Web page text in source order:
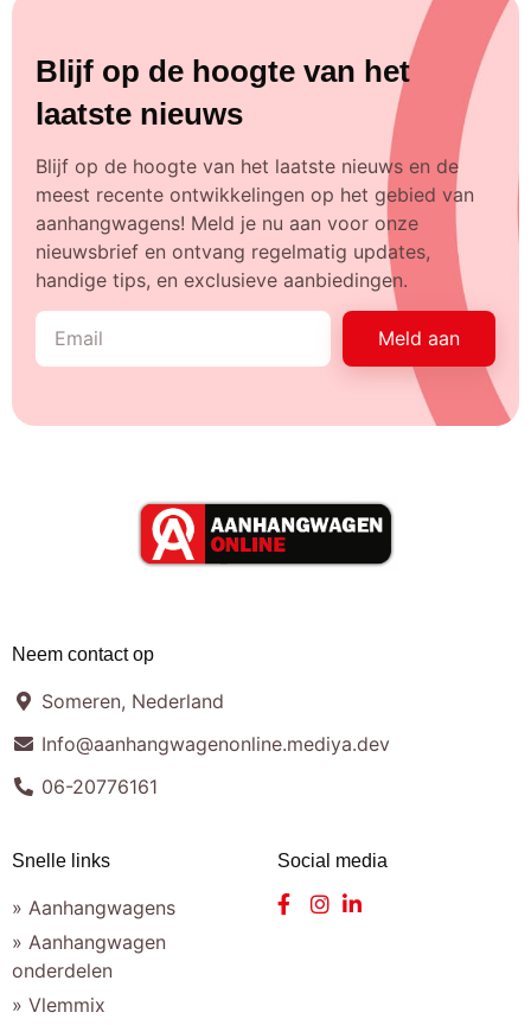
Blijf op de hoogte van het
laatste nieuws
Blijf op de hoogte van het laatste nieuws en de
meest recente ontwikkelingen op het gebied van
aanhangwagens! Meld je nu aan voor onze
nieuwsbrief en ontvang regelmatig updates,
handige tips, en exclusieve aanbiedingen.
Meld aan
Neem contact op
Someren, Nederland
Info@aanhangwagenonline.mediya.dev
06-20776161
Snelle links
» Aanhangwagens
» Aanhangwagen
onderdelen
» Vlemmix
Social media